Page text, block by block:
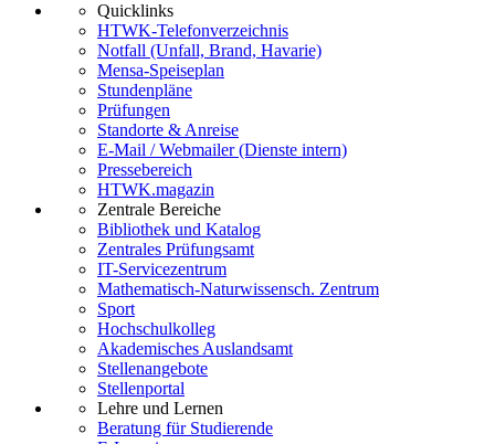
Quicklinks
HTWK-Telefonverzeichnis
Notfall (Unfall, Brand, Havarie)
Mensa-Speiseplan
Stundenpläne
Prüfungen
Standorte & Anreise
E-Mail / Webmailer (Dienste intern)
Pressebereich
HTWK.magazin
Zentrale Bereiche
Bibliothek und Katalog
Zentrales Prüfungsamt
IT-Servicezentrum
Mathematisch-Naturwissensch. Zentrum
Sport
Hochschulkolleg
Akademisches Auslandsamt
Stellenangebote
Stellenportal
Lehre und Lernen
Beratung für Studierende